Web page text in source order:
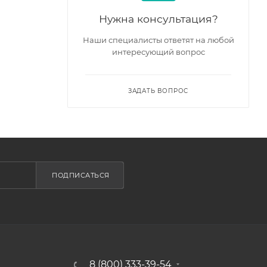
Нужна консультация?
Наши специалисты ответят на любой
интересующий вопрос
ЗАДАТЬ ВОПРОС
ПОДПИСАТЬСЯ
8 (800) 333-39-54